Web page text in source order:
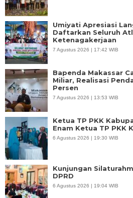
Umiyati Apresiasi
Daftarkan Seluruh
Ketenagakerjaan
7 Agustus 2026 | 17:42 WIB
Bapenda Makassar
Miliar, Realisasi
Persen
7 Agustus 2026 | 13:53 WIB
Ketua TP PKK
Enam Ketua TP PKK
6 Agustus 2026 | 19:30 WIB
Kunjungan
DPRD
6 Agustus 2026 | 19:04 WIB